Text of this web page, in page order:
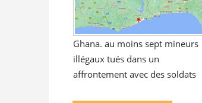
Ghana. au moins sept mineurs
illégaux tués dans un
affrontement avec des soldats